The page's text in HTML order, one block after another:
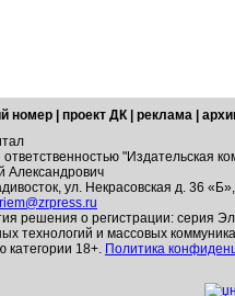
номер проект ДК реклама
"Издательская
Александрович
ул. Некрасовская д. 36
решения о регистрации: серия
технологий и массовых
18+. Политика